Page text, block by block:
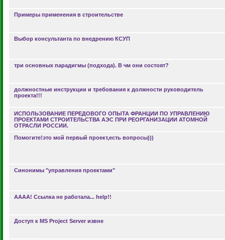
Примеры применения в строительстве
Выбор консультанта по внедрению КСУП
три основных парадигмы (подхода). В чм они состоят?
должностные инструкции и требования к должности руководитель
проекта!!!
ИСПОЛЬЗОВАНИЕ ПЕРЕДОВОГО ОПЫТА ФРАНЦИИ ПО УПРАВЛЕНИЮ
ПРОЕКТАМИ СТРОИТЕЛЬСТВА АЭС ПРИ РЕОРГАНИЗАЦИИ АТОМНОЙ
ОТРАСЛИ РОССИИ.
Помогите!это мой первый проект,есть вопросы)))
Синонимы "управления проектами"
АААА! Ссылка не работала... help!!
Доступ к MS Project Server извне